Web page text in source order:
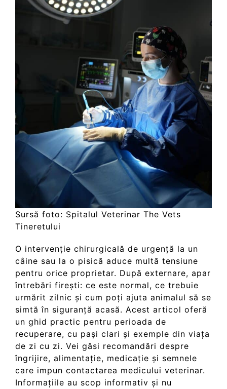
Sursă foto: Spitalul Veterinar The Vets
Tineretului
O intervenție chirurgicală de urgență la un
câine sau la o pisică aduce multă tensiune
pentru orice proprietar. După externare, apar
întrebări firești: ce este normal, ce trebuie
urmărit zilnic și cum poți ajuta animalul să se
simtă în siguranță acasă. Acest articol oferă
un ghid practic pentru perioada de
recuperare, cu pași clari și exemple din viața
de zi cu zi. Vei găsi recomandări despre
îngrijire, alimentație, medicație și semnele
care impun contactarea medicului veterinar.
Informațiile au scop informativ și nu